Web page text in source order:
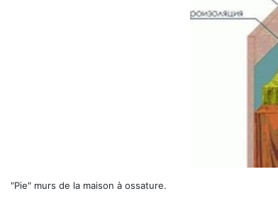
"Pie" murs de la maison à ossature.